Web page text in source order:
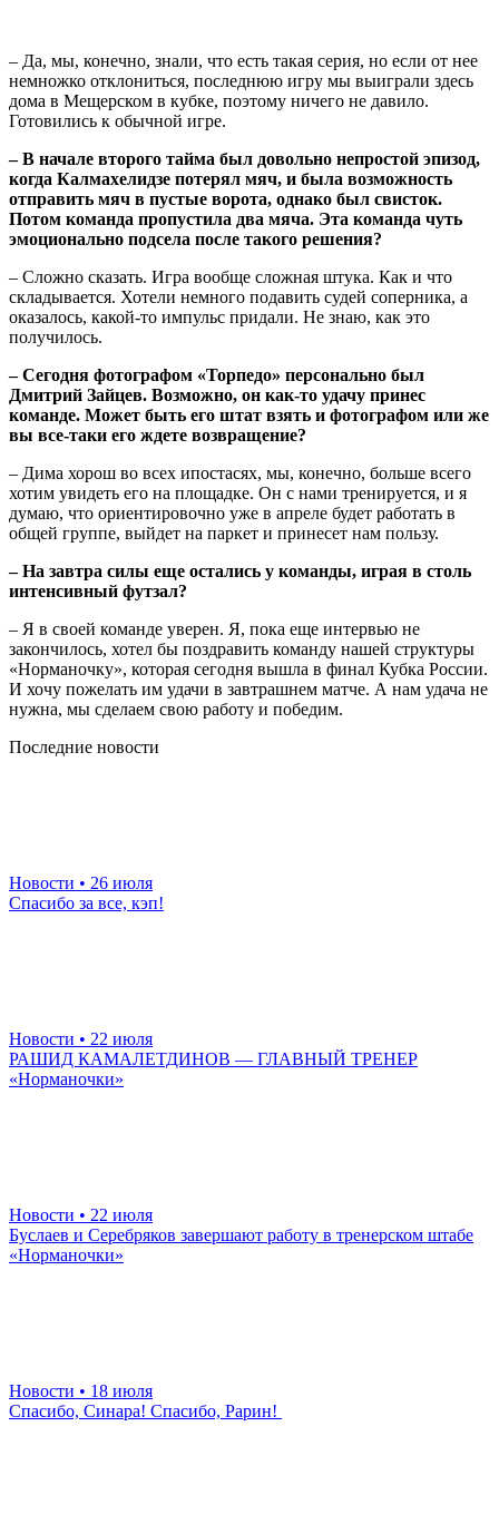
– Да, мы, конечно, знали, что есть такая серия, но если от нее
немножко отклониться, последнюю игру мы выиграли здесь
дома в Мещерском в кубке, поэтому ничего не давило.
Готовились к обычной игре.
– В начале второго тайма был довольно непростой эпизод,
когда Калмахелидзе потерял мяч, и была возможность
отправить мяч в пустые ворота, однако был свисток.
Потом команда пропустила два мяча. Эта команда чуть
эмоционально подсела после такого решения?
– Сложно сказать. Игра вообще сложная штука. Как и что
складывается. Хотели немного подавить судей соперника, а
оказалось, какой-то импульс придали. Не знаю, как это
получилось.
– Сегодня фотографом «Торпедо» персонально был
Дмитрий Зайцев. Возможно, он как-то удачу принес
команде. Может быть его штат взять и фотографом или же
вы все-таки его ждете возвращение?
– Дима хорош во всех ипостасях, мы, конечно, больше всего
хотим увидеть его на площадке. Он с нами тренируется, и я
думаю, что ориентировочно уже в апреле будет работать в
общей группе, выйдет на паркет и принесет нам пользу.
– На завтра силы еще остались у команды, играя в столь
интенсивный футзал?
– Я в своей команде уверен. Я, пока еще интервью не
закончилось, хотел бы поздравить команду нашей структуры
«Норманочку», которая сегодня вышла в финал Кубка России.
И хочу пожелать им удачи в завтрашнем матче. А нам удача не
нужна, мы сделаем свою работу и победим.
Последние новости
Новости • 26 июля
Спасибо за все, кэп!
Новости • 22 июля
РАШИД КАМАЛЕТДИНОВ — ГЛАВНЫЙ ТРЕНЕР
«Норманочки»
Новости • 22 июля
Буслаев и Серебряков завершают работу в тренерском штабе
«Норманочки»
Новости • 18 июля
Спасибо, Синара! Спасибо, Рарин!